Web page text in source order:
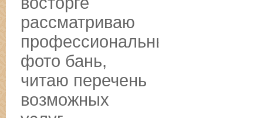
рассматриваю
профессиональные
фото бань,
читаю перечень
возможных